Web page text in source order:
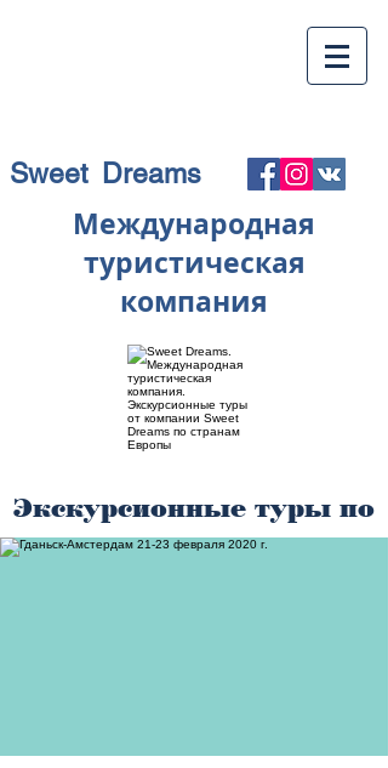
Sweet Dreams
Международная
туристическая
компания
Экскурсионные туры по
странам Европы